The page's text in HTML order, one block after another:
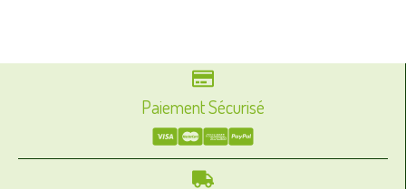
Paiement Sécurisé